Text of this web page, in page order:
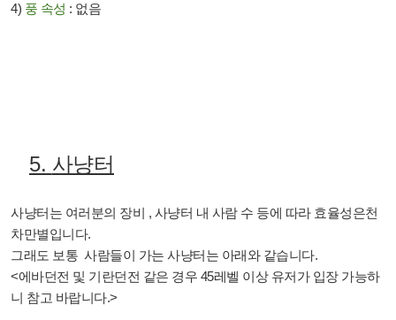
4) 풍 속성 : 없음
5. 사냥터
사냥터는 여러분의 장비 , 사냥터 내 사람 수 등에 따라 효율성은천
차만별입니다.
그래도 보통 사람들이 가는 사냥터는 아래와 같습니다.
<에바던전 및 기란던전 같은 경우 45레벨 이상 유저가 입장 가능하
니 참고 바랍니다.>